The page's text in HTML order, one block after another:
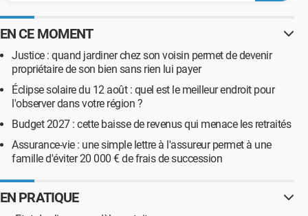
EN CE MOMENT
Justice : quand jardiner chez son voisin permet de devenir
propriétaire de son bien sans rien lui payer
Éclipse solaire du 12 août : quel est le meilleur endroit pour
l'observer dans votre région ?
Budget 2027 : cette baisse de revenus qui menace les retraités
Assurance-vie : une simple lettre à l'assureur permet à une
famille d'éviter 20 000 € de frais de succession
EN PRATIQUE